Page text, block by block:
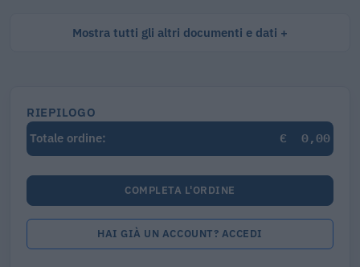
Mostra tutti gli altri documenti e dati
RIEPILOGO
Totale ordine:
€ 0,00
COMPLETA L'ORDINE
HAI GIÀ UN ACCOUNT? ACCEDI